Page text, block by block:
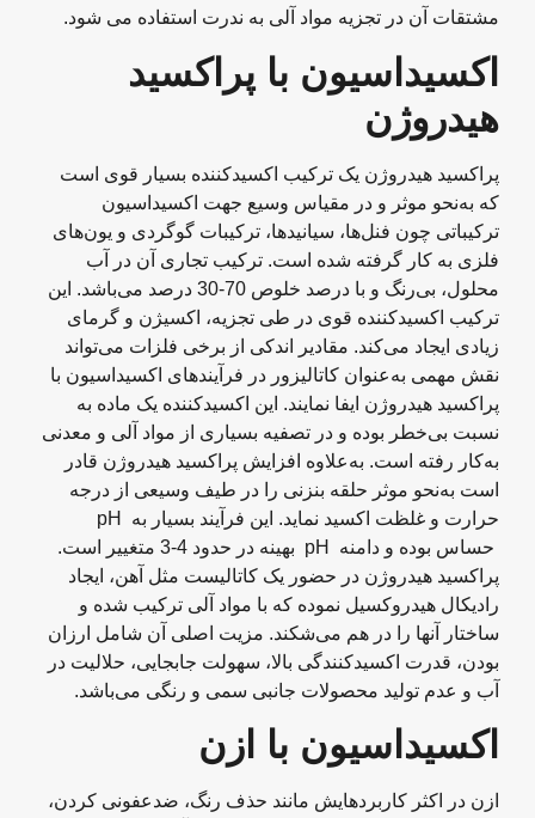
مشتقات آن در تجزیه مواد آلی به ندرت استفاده می شود.
اکسیداسیون با پراکسید
هیدروژن
پراکسید هیدروژن یک ترکیب اکسید‌کننده بسیار قوی است
که به‌نحو موثر و در مقیاس وسیع جهت اکسیداسیون
ترکیباتی چون فنل‌ها، سیانیدها، ترکیبات گوگردی و یون‌های
فلزی به کار گرفته شده است. ترکیب تجاری آن در آب
محلول، بی‌رنگ و با درصد خلوص 70-30 درصد می‌باشد. این
ترکیب اکسیدکننده قوی در طی تجزیه، اکسیژن و گرمای
زیادی ایجاد می‌کند. مقادیر اندکی از برخی فلزات می‌تواند
نقش مهمی به‌عنوان کاتالیزور در فرآیندهای اکسیداسیون با
پراکسید هیدروژن ایفا نمایند. این اکسید‌کننده یک ماده به
نسبت بی‌خطر بوده و در تصفیه بسیاری از مواد آلی و معدنی
به‌کار رفته است. به‌علاوه افزایش پراکسید هیدروژن قادر
است به‌نحو موثر حلقه بنزنی را در طیف وسیعی از درجه
حرارت و غلظت اکسید نماید. این فرآیند بسیار به pH
حساس بوده و دامنه pH بهینه در حدود 4-3 متغییر است.
پراکسید هیدروژن در حضور یک کاتالیست مثل آهن، ایجاد
رادیکال هیدروکسیل نموده که با مواد آلی ترکیب شده و
ساختار آنها را در هم می‌شکند. مزیت اصلی آن شامل ارزان
بودن، قدرت اکسیدکنندگی بالا، سهولت جابجایی، حلالیت در
آب و عدم تولید محصولات جانبی سمی و رنگی می‌باشد.
اکسیداسیون با ازن
ازن در اکثر کاربردهایش مانند حذف رنگ، ضدعفونی کردن،